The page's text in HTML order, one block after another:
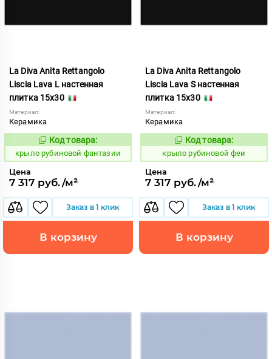
La Diva Anita Rettangolo
Liscia Lava L настенная
плитка 15x30
Материал:
Керамика
838112
Код товара:
крыло рубиновой фантазии
Цена
7 317 руб./м²
Заказ в 1 клик
В корзину
La Diva Anita Rettangolo
Liscia Lava S настенная
плитка 15x30
Материал:
Керамика
838113
Код товара:
крыло рубиновой феи
Цена
7 317 руб./м²
Заказ в 1 клик
В корзину